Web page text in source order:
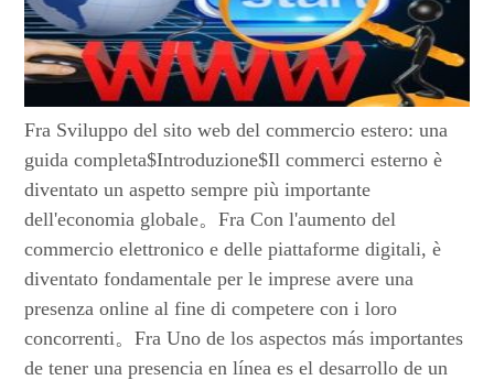
Fra Sviluppo del sito web del commercio estero: una
guida completa$Introduzione$Il commerci esterno è
diventato un aspetto sempre più importante
dell'economia globale。Fra Con l'aumento del
commercio elettronico e delle piattaforme digitali, è
diventato fondamentale per le imprese avere una
presenza online al fine di competere con i loro
concorrenti。Fra Uno de los aspectos más importantes
de tener una presencia en línea es el desarrollo de un